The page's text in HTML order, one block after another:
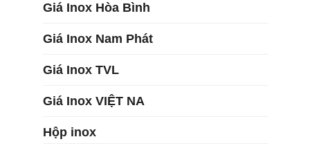
Giá Inox Hòa Bình
Giá Inox Nam Phát
Giá Inox TVL
Giá Inox VIỆT NA
Hộp inox